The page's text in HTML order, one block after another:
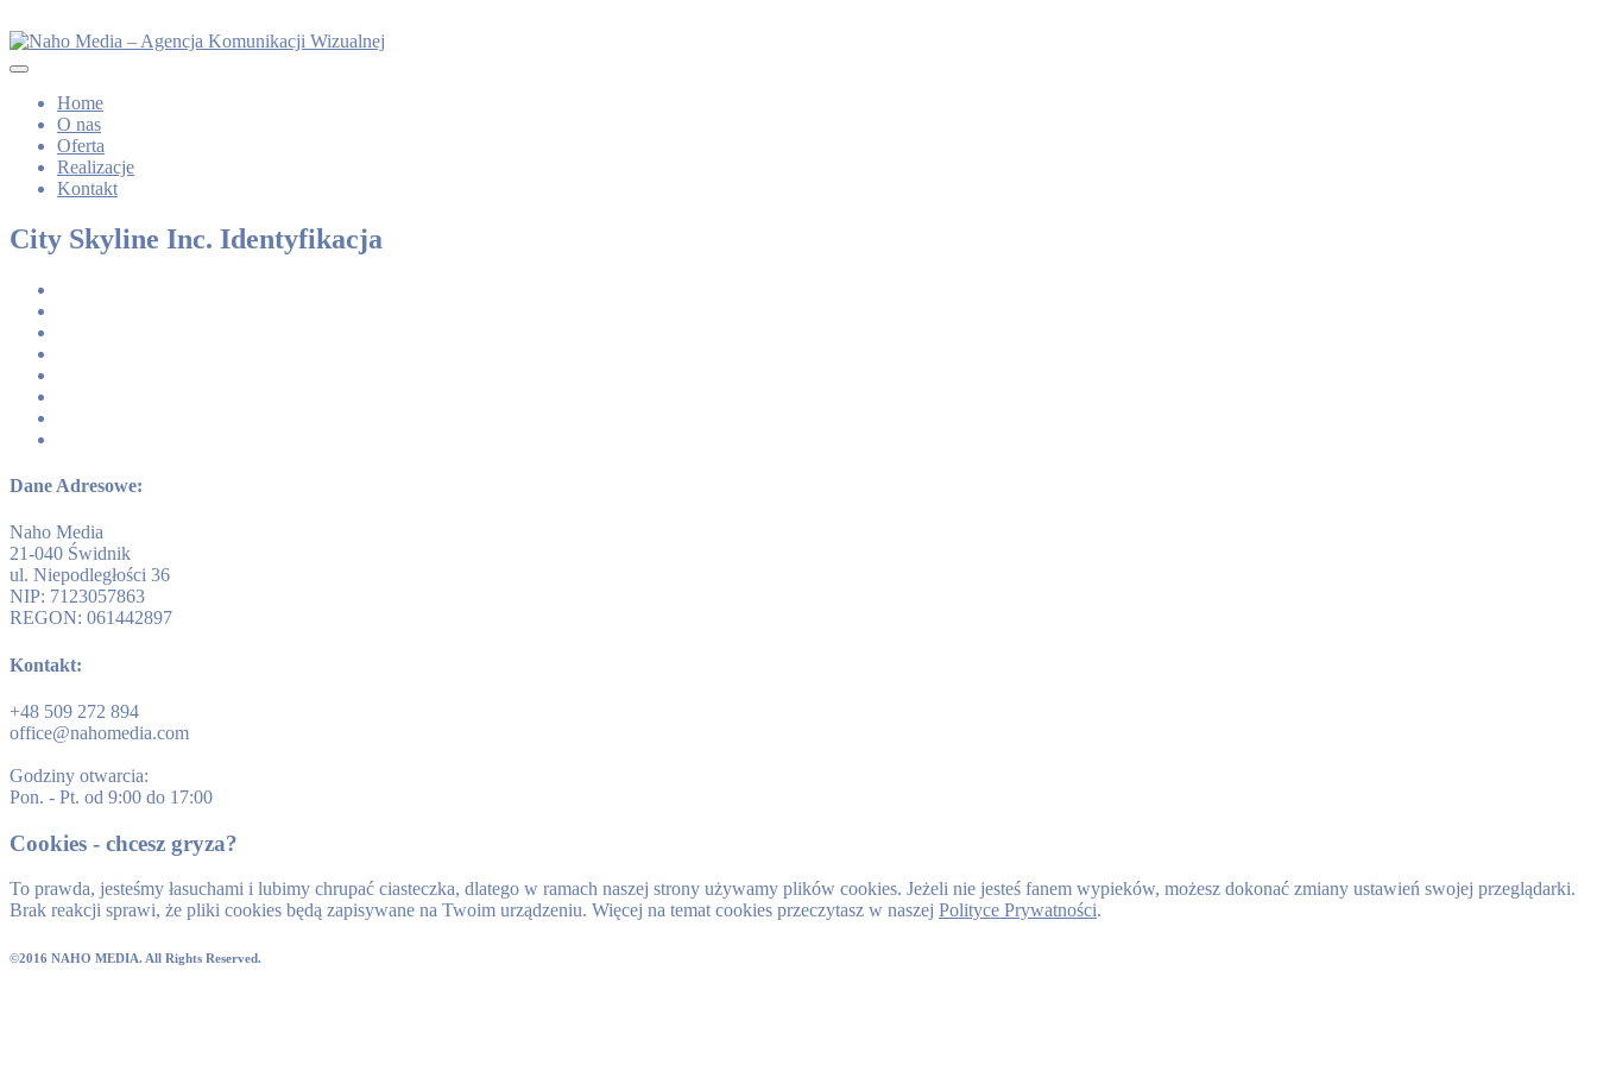
Home
O nas
Oferta
Realizacje
Kontakt
City Skyline Inc. Identyfikacja
Dane Adresowe:
Naho Media
21-040 Świdnik
ul. Niepodległości 36
NIP: 7123057863
REGON: 061442897
Kontakt:
+48 509 272 894
office@nahomedia.com
Godziny otwarcia:
Pon. - Pt. od 9:00 do 17:00
Cookies - chcesz gryza?
To prawda, jesteśmy łasuchami i lubimy chrupać ciasteczka, dlatego w ramach naszej strony używamy plików cookies. Jeżeli nie jesteś fanem wypieków, możesz dokonać zmiany ustawień swojej przeglądarki.
Brak reakcji sprawi, że pliki cookies będą zapisywane na Twoim urządzeniu. Więcej na temat cookies przeczytasz w naszej Polityce Prywatności.
©2016 NAHO MEDIA. All Rights Reserved.